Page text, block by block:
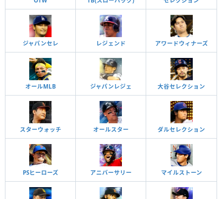
ジャパンセレ レジェンド アワードウィナーズ
オールMLB ジャパンレジェ 大谷セレクション
スターウォッチ オールスター ダルセレクション
PSヒーローズ アニバーサリー マイルストーン